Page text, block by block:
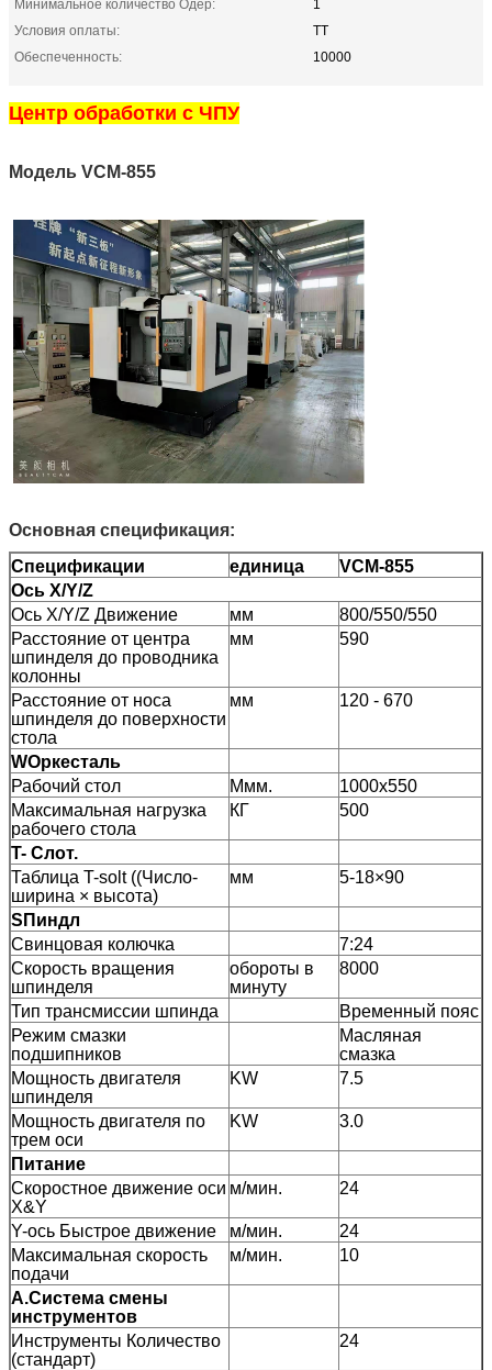
Минимальное количество Одер:
1
Условия оплаты:
ТТ
Обеспеченность:
10000
Центр обработки с ЧПУ
Модель VCM-855
Основная спецификация:
Спецификации
единица
VCM-855
Ось X/Y/Z
Ось X/Y/Z Движение
мм
800/550/550
Расстояние от центра
шпинделя до проводника
колонны
мм 590
Расстояние от носа
шпинделя до поверхности
стола
мм 120 - 670
WОркесталь
Рабочий стол
Ммм.
1000х550
Максимальная нагрузка
рабочего стола
КГ 500
T- Слот.
Таблица T-solt ((Число-
ширина × высота)
мм 5-18×90
S Пиндл
Свинцовая колючка
7:24
Скорость вращения
шпинделя
обороты в
минуту
8000
Тип трансмиссии шпинда
Временный пояс
Режим смазки
подшипников
Масляная
смазка
Мощность двигателя
шпинделя
KW 7.5
Мощность двигателя по
трем оси
KW 3.0
Питание
Скоростное движение оси
X&Y
м/мин. 24
Y-ось Быстрое движение м/мин.
24
Максимальная скорость
подачи
м/мин. 10
А.Система смены
инструментов
Инструменты Количество
(стандарт)
24